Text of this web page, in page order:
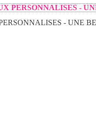
PERSONNALISES -